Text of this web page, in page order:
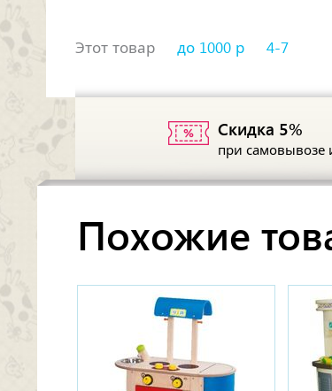
Этот товар до 1000 р 4-7
Скидка 5%
при самовывозе
Похожие